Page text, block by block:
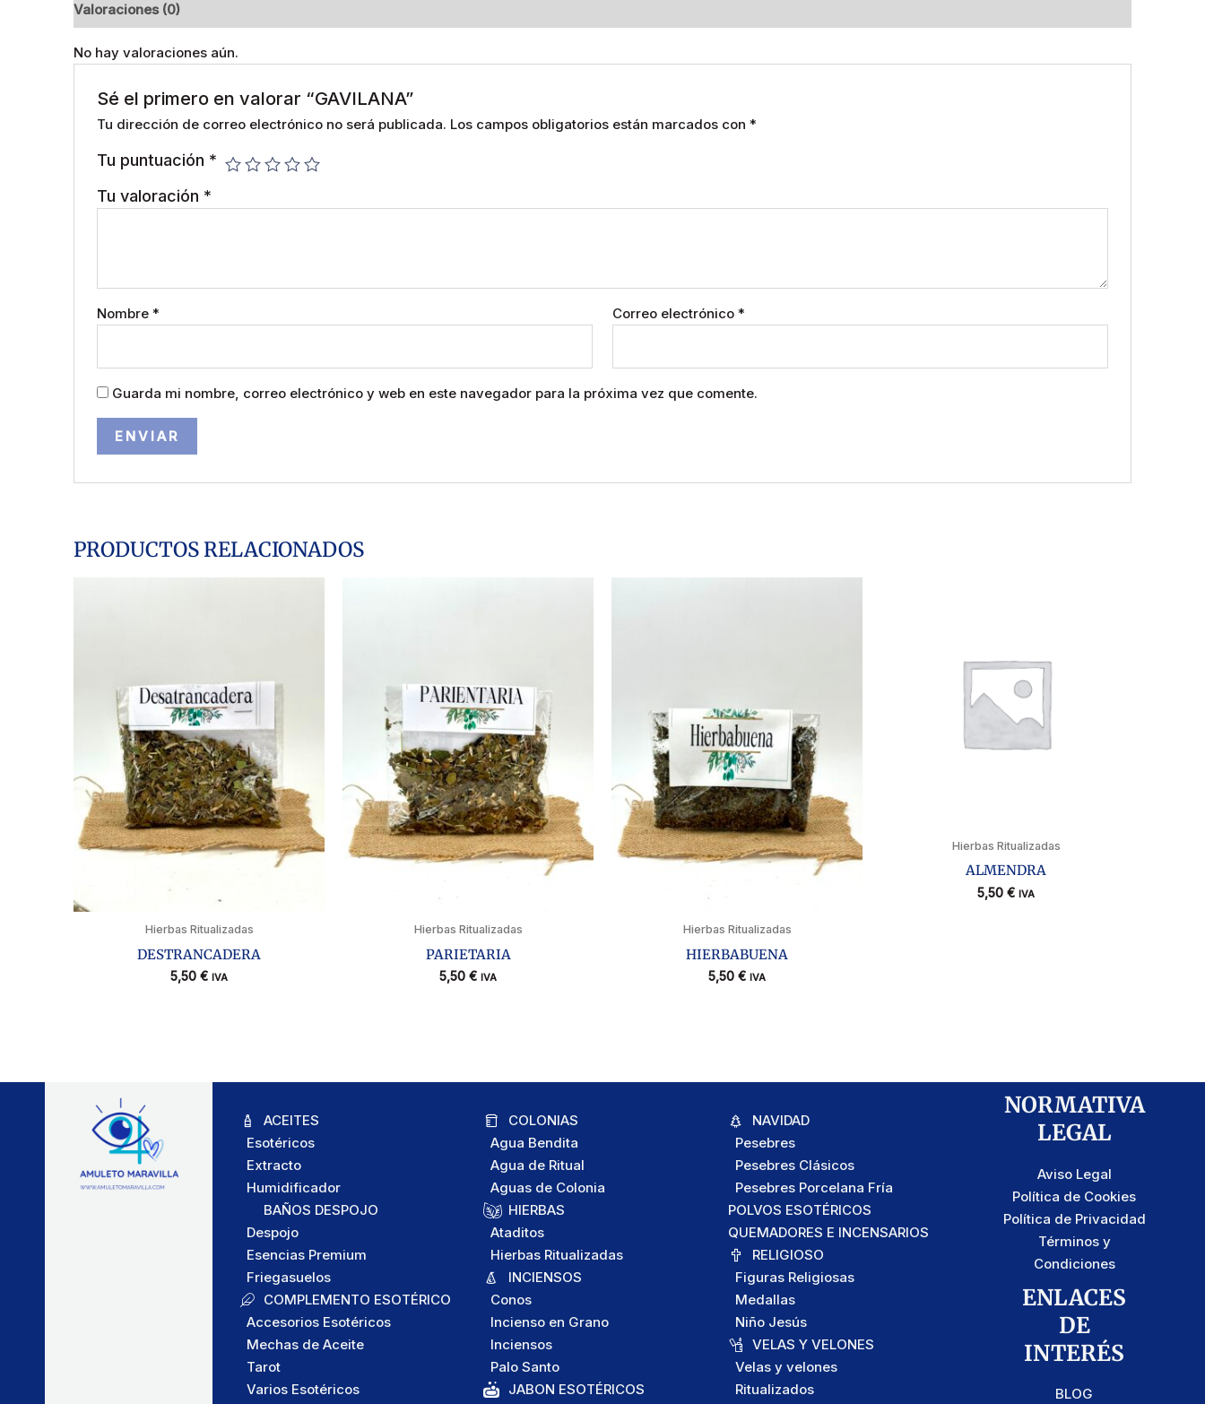
Valoraciones (0)
No hay valoraciones aún.
Sé el primero en valorar “GAVILANA”
Tu dirección de correo electrónico no será publicada. Los campos obligatorios están marcados con*
Tu puntuación *
Tu valoración *
Nombre* Correo electrónico*
Guarda mi nombre, correo electrónico y web en este navegador para la próxima vez que comente.
PRODUCTOS RELACIONADOS
Hierbas Ritualizadas
DESTRANCADERA
5,50 € IVA
Hierbas Ritualizadas
PARIETARIA
5,50 € IVA
Hierbas Ritualizadas
HIERBABUENA
5,50 € IVA
Hierbas Ritualizadas
ALMENDRA
5,50 € IVA
ACEITES
Esotéricos
Extracto
Humidificador
BAÑOS DESPOJO
Despojo
Esencias Premium
Friegasuelos
COMPLEMENTO ESOTÉRICO
Accesorios Esotéricos
Mechas de Aceite
Tarot
Varios Esotéricos
COLONIAS
Agua Bendita
Agua de Ritual
Aguas de Colonia
HIERBAS
Ataditos
Hierbas Ritualizadas
INCIENSOS
Conos
Incienso en Grano
Inciensos
Palo Santo
JABON ESOTÉRICOS
NAVIDAD
Pesebres
Pesebres Clásicos
Pesebres Porcelana Fría
POLVOS ESOTÉRICOS
QUEMADORES E INCENSARIOS
RELIGIOSO
Figuras Religiosas
Medallas
Niño Jesús
VELAS Y VELONES
Velas y velones
Ritualizados
NORMATIVA
LEGAL
Aviso Legal
Política de Cookies
Política de Privacidad
Términos y
Condiciones
ENLACES
DE
INTERÉS
BLOG